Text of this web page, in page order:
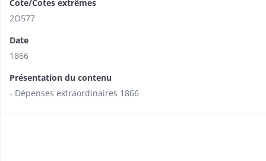
Cote/Cotes extrêmes
2O577
Date
1866
Présentation du contenu
- Dépenses extraordinaires 1866